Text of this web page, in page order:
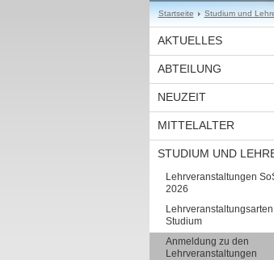
Startseite Studium und
AKTUELLES
ABTEILUNG
NEUZEIT
MITTELALTER
STUDIUM UND
Lehrveranstaltungen
2026
Studium
Anmeldung zu den
Lehrveranstaltungen